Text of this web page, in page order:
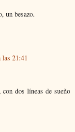
un besazo.
las 21:41
dos líneas de sueño